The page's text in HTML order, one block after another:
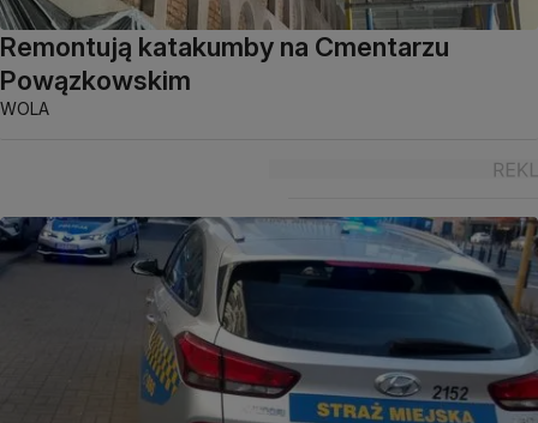
Remontują katakumby na Cmentarzu
Powązkowskim
WOLA